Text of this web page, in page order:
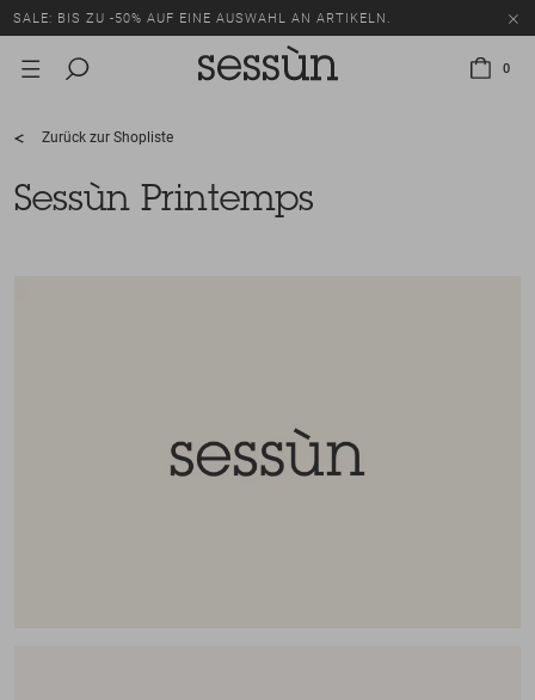
SALE: BIS ZU -50% AUF EINE AUSWAHL AN ARTIKELN.
0
Zurück zur Shopliste
Sessùn Printemps